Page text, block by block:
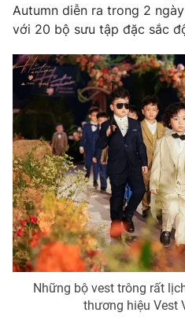
Theo dõi báo trên
Cơ quan chủ quản:Đài Truyền
Cơ quan báo chí: Thời báo VTV
Giấy phép hoạt động báo in và
cấp ngày 29/12/2023
Tổng Biên tập:Vũ Thanh Thủy
Phó Tổng Biên tập: Nguyễn Thị
Nguyễn Trọng Ninh
Tổng đài VTV:024.38 355 931 -
Ðiện thoại Thời báo VTV:024.66
Email:toasoan@vtv.vn
Liên hệ quảng cáo: 024-
Autumn diễn ra trong 2
với 20 bộ sưu tập đặc sắc
Những bộ vest trông rất
thương hiệu Vest